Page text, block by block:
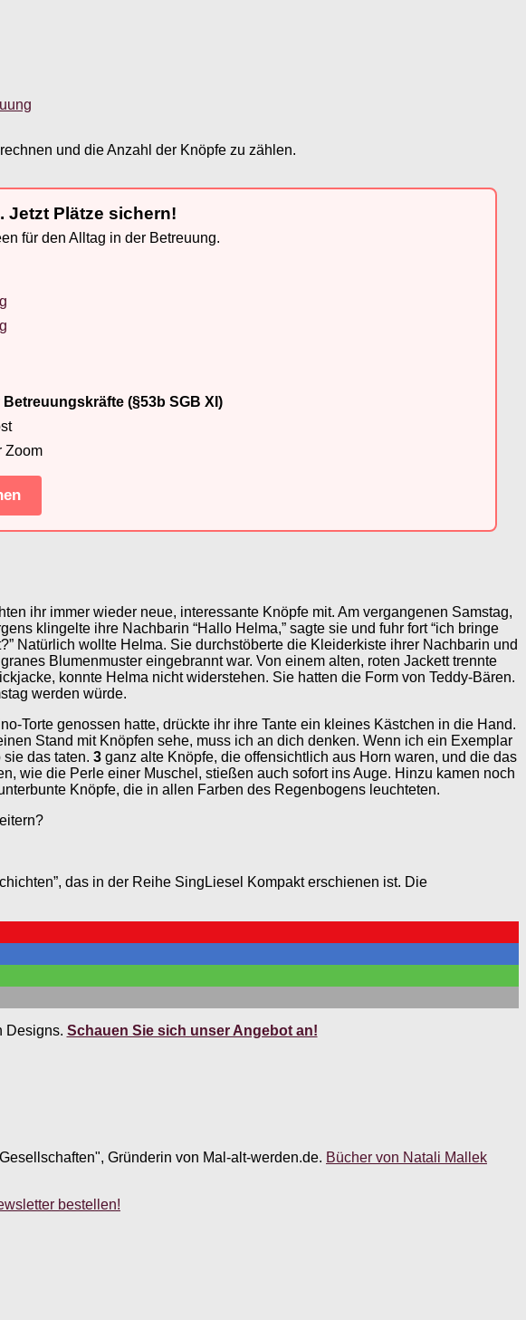
und die Anzahl der Knöpfe zu zählen.
Jetzt Plätze sichern!
für den Alltag in der Betreuung.
(§53b SGB XI)
Zoom
ihr immer wieder neue, interessante Knöpfe mit. Am vergangenen Samstag,
klingelte ihre Nachbarin “Hallo Helma,” sagte sie und fuhr fort “ich bringe
Natürlich wollte Helma. Sie durchstöberte die Kleiderkiste ihrer Nachbarin und
Blumenmuster eingebrannt war. Von einem alten, roten Jackett trennte
konnte Helma nicht widerstehen. Sie hatten die Form von Teddy-Bären.
werden würde.
Torte genossen hatte, drückte ihr ihre Tante ein kleines Kästchen in die Hand.
Stand mit Knöpfen sehe, muss ich an dich denken. Wenn ich ein Exemplar
das taten. 3 ganz alte Knöpfe, die offensichtlich aus Horn waren, und die das
wie die Perle einer Muschel, stießen auch sofort ins Auge. Hinzu kamen noch
Knöpfe, die in allen Farben des Regenbogens leuchteten.
das in der Reihe SingLiesel Kompakt erschienen ist. Die
Designs. Schauen Sie sich unser Angebot an!
Gründerin von Mal-alt-werden.de. Bücher von Natali Mallek
bestellen!